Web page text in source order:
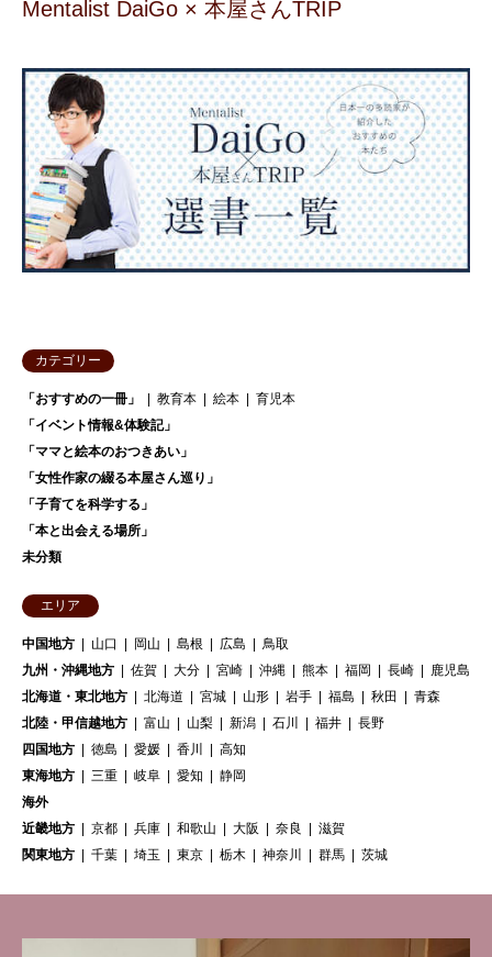
Mentalist DaiGo × 本屋さんTRIP
カテゴリー
「おすすめの一冊」 教育本 絵本
育児本
「イベント情報&体験記」
「ママと絵本のおつきあい」
「女性作家の綴る本屋さん巡り」
「子育てを科学する」
「本と出会える場所」
未分類
エリア
中国地方 山口 岡山 島根 広島
鳥取
九州・沖縄地方
佐賀 大分 宮崎 沖縄 熊本 福岡 長崎
鹿児島
北海道・東北地方
北海道 宮城 山形 岩手 福島 秋田
青森
北陸・甲信越地方
富山 山梨 新潟 石川 福井
長野
四国地方
徳島 愛媛 香川
高知
東海地方
三重 岐阜 愛知
静岡
海外
近畿地方
京都 兵庫 和歌山 大阪 奈良
滋賀
関東地方
千葉 埼玉 東京 栃木 神奈川 群馬 茨城